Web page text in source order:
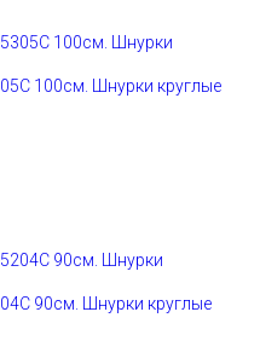
100см. Шнурки круглые
90см. Шнурки круглые